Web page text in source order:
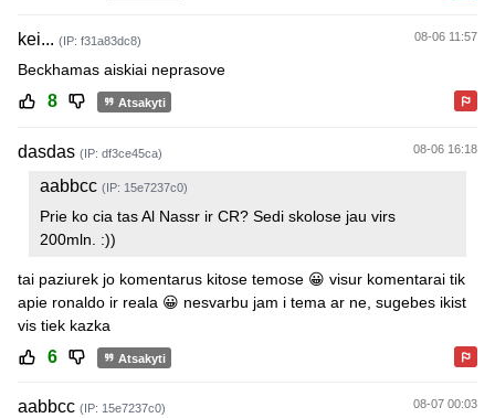
kei... (IP: f31a83dc8) 08-06 11:57
Beckhamas aiskiai neprasove
8 Atsakyti
dasdas (IP: df3ce45ca) 08-06 16:18
aabbcc (IP: 15e7237c0)
Prie ko cia tas Al Nassr ir CR? Sedi skolose jau virs
200mln. :))
tai paziurek jo komentarus kitose temose 😀 visur komentarai tik
apie ronaldo ir reala 😀 nesvarbu jam i tema ar ne, sugebes ikist
vis tiek kazka
6 Atsakyti
aabbcc (IP: 15e7237c0) 08-07 00:03